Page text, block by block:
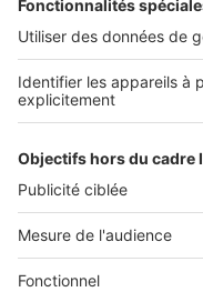
Tous nos services pro
Accès client
À DÉCOUVRIR
Annuaire des professionnels
Tout l'immobilier
Toutes les villes
Tous les départements
Toutes les régions